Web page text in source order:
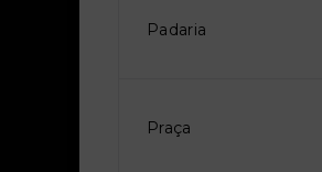
Padaria
Praça